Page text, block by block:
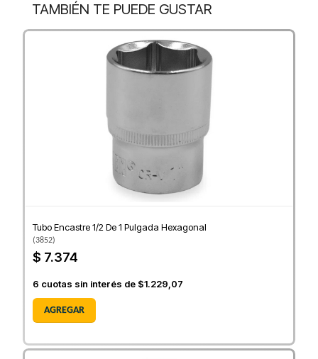
TAMBIÉN TE PUEDE GUSTAR
Tubo Encastre 1/2 De 1 Pulgada Hexagonal
(3852)
$ 7.374
6 cuotas sin interés de $1.229,07
AGREGAR